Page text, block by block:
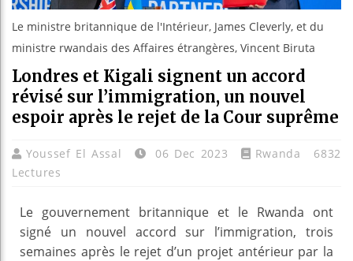
Le ministre britannique de l'Intérieur, James Cleverly, et du
ministre rwandais des Affaires étrangères, Vincent Biruta
Londres et Kigali signent un accord
révisé sur l’immigration, un nouvel
espoir après le rejet de la Cour suprême
Youssef El Assal 06 Dec 2023 Rwanda
6832
Lectures
Le gouvernement britannique et le Rwanda ont
signé un nouvel accord sur l’immigration, trois
semaines après le rejet d’un projet antérieur par la